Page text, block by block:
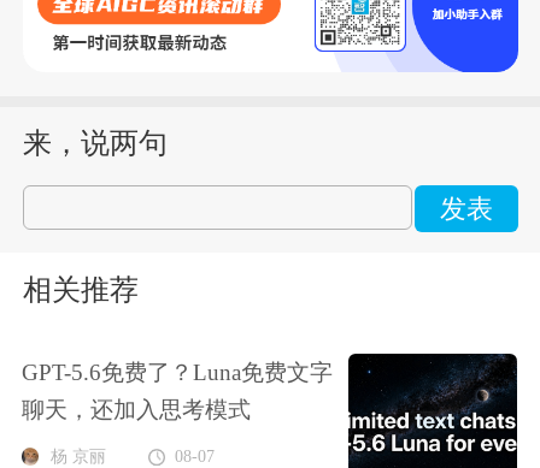
来，说两句
发表
相关推荐
GPT-5.6免费了？Luna免费文字
聊天，还加入思考模式
杨 京丽 08-07